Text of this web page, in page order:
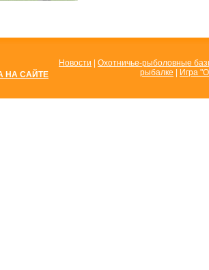
НА САЙТЕ
Новости
Охотничье-рыболовные
рыбалке
Игра